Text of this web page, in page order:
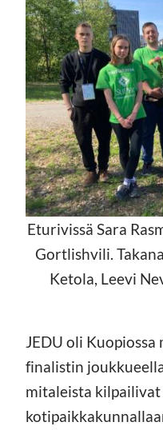
Eturivissä Sara
Gortlishvili.
Ketola, Leevi
JEDU oli Kuopiossa
finalistin
mitaleista kilpailivat